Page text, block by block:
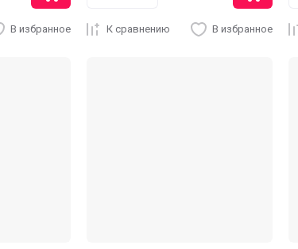
В избранное К сравнению В избранное